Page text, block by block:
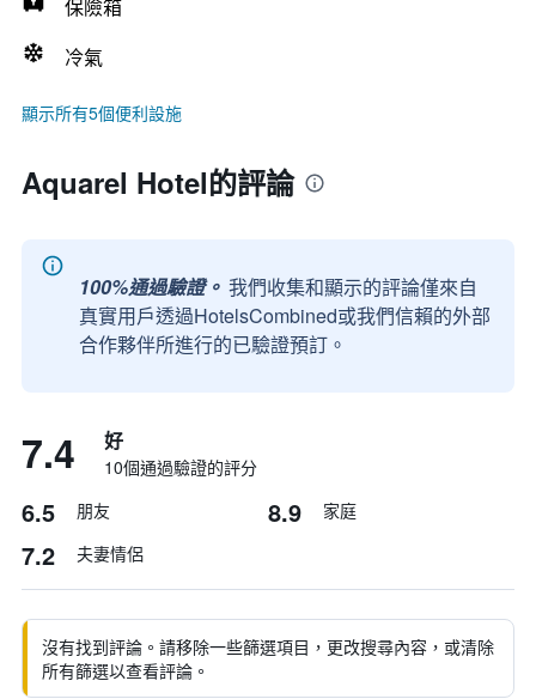
保險箱
冷氣
顯示所有5個便利設施
Aquarel Hotel的評論
100%通過驗證。 我們收集和顯示的評論僅來自
真實用戶透過HotelsCombined或我們信賴的外部
合作夥伴所進行的已驗證預訂。
7.4 好
10個通過驗證的評分
6.5 朋友 8.9 家庭
7.2 夫妻情侶
沒有找到評論。請移除一些篩選項目，更改搜尋內容，或清除
所有篩選以查看評論。